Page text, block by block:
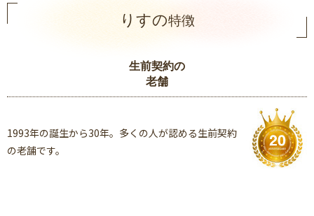
りすの特徴
生前契約の
老舗
1993年の誕生から30年。多くの人が認める生前契約
の老舗です。